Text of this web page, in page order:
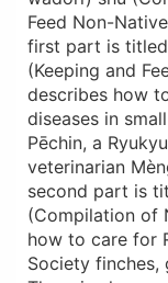
Feed Non-
first part is
(Keeping and
describes how
diseases in
Pēchin, a
veterinarian
second part is
(Compilation of
how to care for
Society finches,